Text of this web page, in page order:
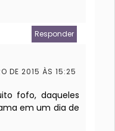
Responder
DE 2015 ÀS 15:25
fofo, daqueles
em um dia de